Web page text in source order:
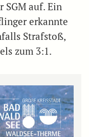
SGM auf. Ein
erkannte
Strafstoß,
zum 3:1.